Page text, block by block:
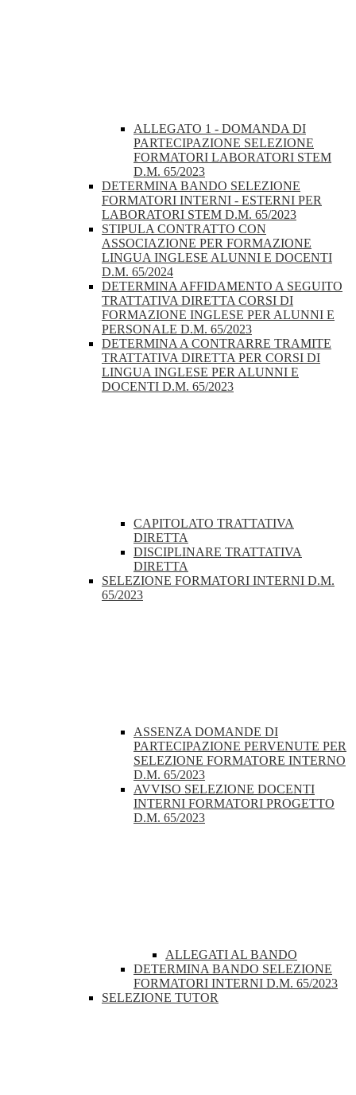
ALLEGATO 1 - DOMANDA DI
PARTECIPAZIONE SELEZIONE
FORMATORI LABORATORI STEM
D.M. 65/2023
DETERMINA BANDO SELEZIONE
FORMATORI INTERNI - ESTERNI PER
LABORATORI STEM D.M. 65/2023
STIPULA CONTRATTO CON
ASSOCIAZIONE PER FORMAZIONE
LINGUA INGLESE ALUNNI E DOCENTI
D.M. 65/2024
DETERMINA AFFIDAMENTO A SEGUITO
TRATTATIVA DIRETTA CORSI DI
FORMAZIONE INGLESE PER ALUNNI E
PERSONALE D.M. 65/2023
DETERMINA A CONTRARRE TRAMITE
TRATTATIVA DIRETTA PER CORSI DI
LINGUA INGLESE PER ALUNNI E
DOCENTI D.M. 65/2023
CAPITOLATO TRATTATIVA
DIRETTA
DISCIPLINARE TRATTATIVA
DIRETTA
SELEZIONE FORMATORI INTERNI D.M.
65/2023
ASSENZA DOMANDE DI
PARTECIPAZIONE PERVENUTE PER
SELEZIONE FORMATORE INTERNO
D.M. 65/2023
AVVISO SELEZIONE DOCENTI
INTERNI FORMATORI PROGETTO
D.M. 65/2023
ALLEGATI AL BANDO
DETERMINA BANDO SELEZIONE
FORMATORI INTERNI D.M. 65/2023
SELEZIONE TUTOR